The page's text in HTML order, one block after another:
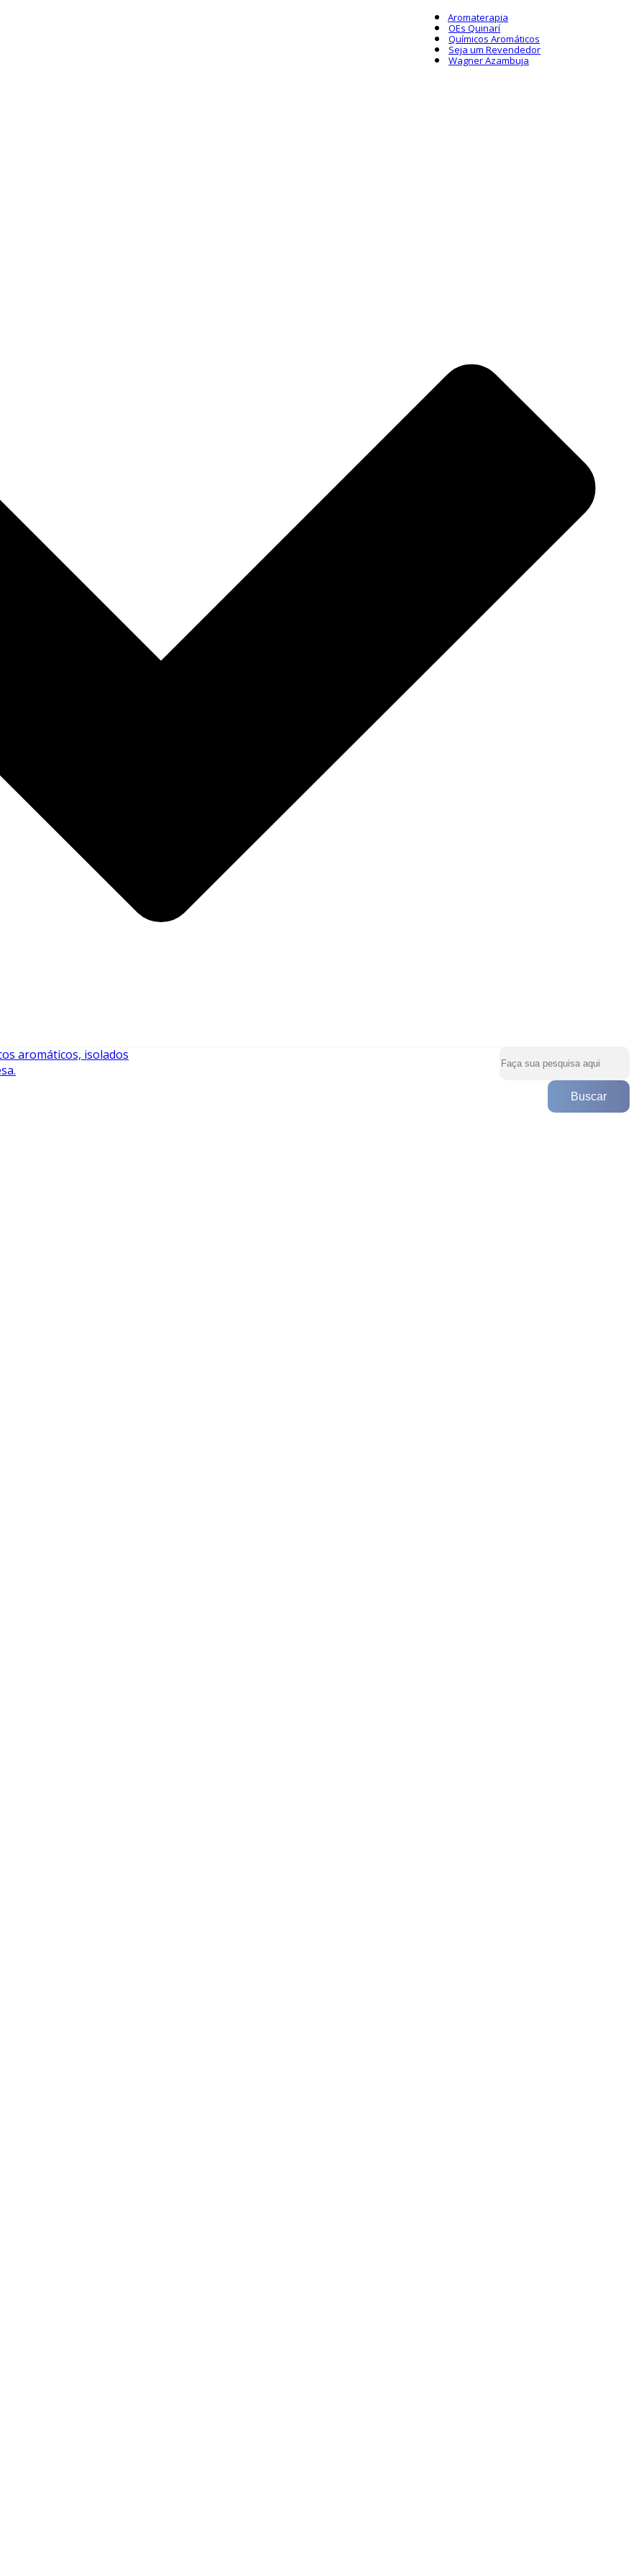
Aromaterapia
OEs Quinarí
Químicos Aromáticos
Seja um Revendedor
Wagner Azambuja